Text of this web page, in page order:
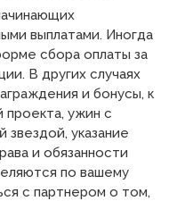
выплатами. Иногда
сбора оплаты за
В других случаях
и бонусы, к
проекта, ужин с
звездой, указание
и обязанности
по вашему
с партнером о том,